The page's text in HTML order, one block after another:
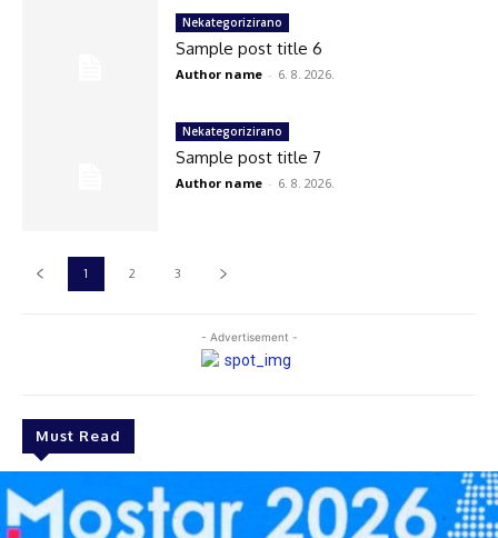
- Advertisement -
Must Read
Nekategorizirano
Sample post title 6
Author name - 6. 8. 2026.
Nekategorizirano
Sample post title 7
Author name - 6. 8. 2026.
1 2 3